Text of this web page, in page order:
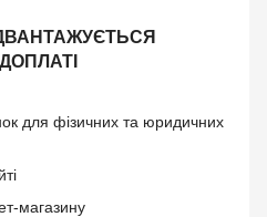
для фізичних та юридичних
магазину